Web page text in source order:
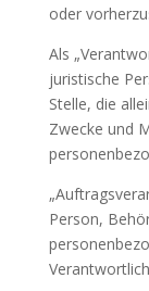
oder
Als
juristische
Stelle, die
Zwecke und
Person,